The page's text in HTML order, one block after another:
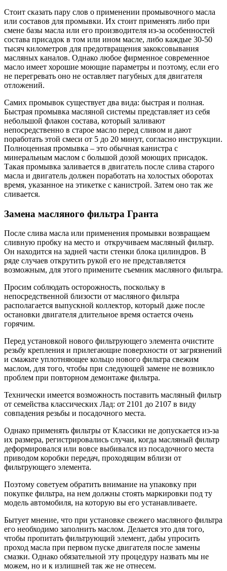
Стоит сказать пару слов о применении промывочного масла
или составов для промывки. Их стоит применять либо при
смене базы масла или его производителя из-за особенностей
состава присадок в том или ином масле, либо каждые 30-50
тысяч километров для предотвращения закоксовывания
масляных каналов. Однако любое фирменное современное
масло имеет хорошие моющие параметры и поэтому, если его
не перегревать оно не оставляет пагубных для двигателя
отложений.
Самих промывок существует два вида: быстрая и полная.
Быстрая промывка масляной системы представляет из себя
небольшой флакон состава, который заливают
непосредственно в старое масло перед сливом и дают
поработать этой смеси от 5 до 20 минут, согласно инструкции.
Полноценная промывка – это обычная канистра с
минеральным маслом с большой дозой моющих присадок.
Такая промывка заливается в двигатель после слива старого
масла и двигатель должен поработать на холостых оборотах
время, указанное на этикетке с канистрой. Затем оно так же
сливается.
Замена масляного фильтра Гранта
После слива масла или применения промывки возвращаем
сливную пробку на место и откручиваем масляный фильтр.
Он находится на задней части стенки блока цилиндров. В
ряде случаев открутить рукой его не представляется
возможным, для этого примените съемник масляного фильтра.
Просим соблюдать осторожность, поскольку в
непосредственной близости от масляного фильтра
располагается выпускной коллектор, который даже после
остановки двигателя длительное время остается очень
горячим.
Перед установкой нового фильтрующего элемента очистите
резьбу крепления и прилегающие поверхности от загрязнений
и смажьте уплотняющее кольцо нового фильтра свежим
маслом, для того, чтобы при следующей замене не возникло
проблем при повторном демонтаже фильтра.
Технически имеется возможность поставить масляный фильтр
от семейства классических Лад: от 2101 до 2107 в виду
совпадения резьбы и посадочного места.
Однако применять фильтры от Классики не допускается из-за
их размера, регистрировались случаи, когда масляный фильтр
деформировался или вовсе выбивался из посадочного места
приводом коробки передач, проходящим вблизи от
фильтрующего элемента.
Поэтому советуем обратить внимание на упаковку при
покупке фильтра, на нем должны стоять маркировки под ту
модель автомобиля, на которую вы его устанавливаете.
Бытует мнение, что при установке свежего масляного фильтра
его необходимо заполнить маслом. Делается это для того,
чтобы пропитать фильтрующий элемент, дабы упросить
проход масла при первом пуске двигателя после замены
смазки. Однако обязательной эту процедуру назвать мы не
можем, но и к излишней так же не отнесем.